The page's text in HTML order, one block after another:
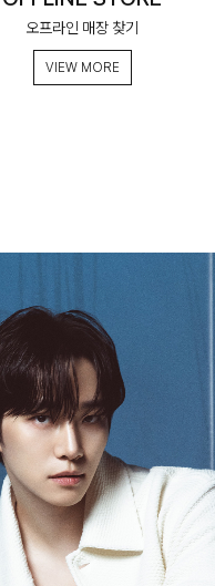
오프라인 매장 찾기
VIEW MORE